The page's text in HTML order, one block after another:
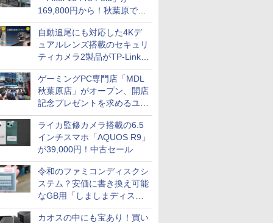
169,800円から！秋葉原で中
古のPixelシリーズがお買い得
自動追尾にも対応した4Kデ
ュアルレンズ搭載のセキュリ
ティカメラ2製品がTP-Linkか
ら
ゲーミングPC専門店「MDL
秋葉原店」がオープン、開店
記念プレゼントを求めるユー
ザーが押し寄せ長蛇の列に
ライカ監修カメラ搭載の6.5
インチスマホ「AQUOS R9」
が39,000円！中古セール
令和のファミコンディスクシ
ステム？安価に書き換え可能
なGB用「しましまディスク
システム」
カオスの中にも宝あり！買い